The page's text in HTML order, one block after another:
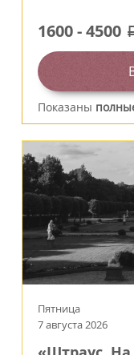
1600-4500
Показаны
Пятница
7 августа 2026